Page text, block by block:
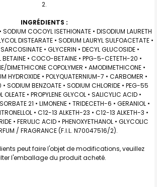
INGRÉDIENTS :
COCOYL ISETHIONATE • DISODIUM LAURETH
DISTEARATE • SODIUM LAURYL SULFOACETATE •
• GLYCERIN • DECYL GLUCOSIDE •
BETAINE • COCO-BETAINE • PPG-5-CETETH-20 •
DIMETHICONE COPOLYMER • AMODIMETHICONE •
HYDROXIDE • POLYQUATERNIUM-7 • CARBOMER •
• SODIUM BENZOATE • SODIUM CHLORIDE • PEG-55
OLEATE • PROPYLENE GLYCOL • SALICYLIC ACID •
21 • LIMONENE • TRIDECETH-6 • GERANIOL •
• C12-13 ALKETH-23 • C12-13 ALKETH-3 •
• FERULIC ACID • PHENOXYETHANOL • GLYCOLIC
/ FRAGRANCE (F.I.L. N70047516/2).
peut faire l'objet de modifications, veuillez
l'emballage du produit acheté.